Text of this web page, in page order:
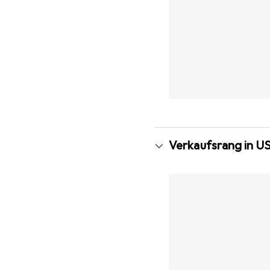
Verkaufsrang in